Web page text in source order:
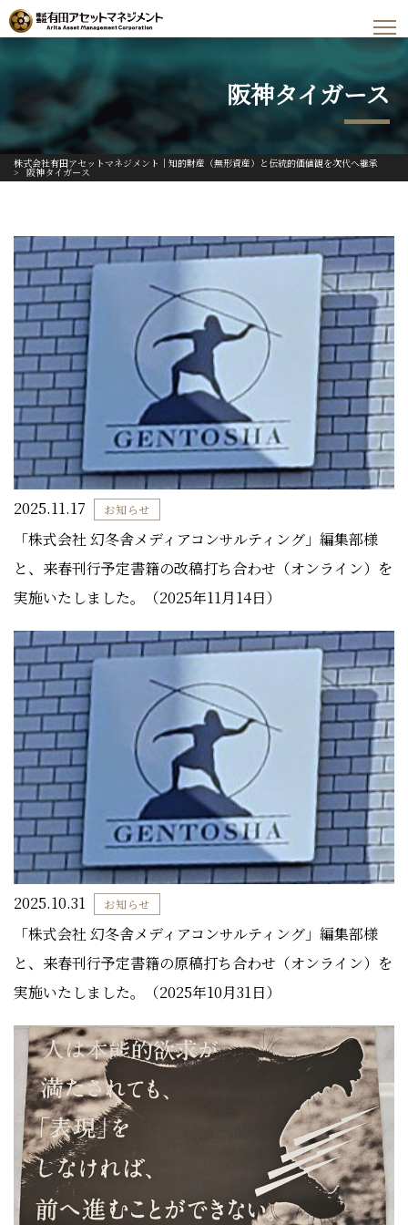
阪神タイガース
株式会社有田アセットマネジメント｜知的財産（無形資産）と伝統的価値観を次代へ継承
> 阪神タイガース
2025.11.17 お知らせ
「株式会社 幻冬舎メディアコンサルティング」編集部様
と、来春刊行予定書籍の改稿打ち合わせ（オンライン）を
実施いたしました。（2025年11月14日）
2025.10.31 お知らせ
「株式会社 幻冬舎メディアコンサルティング」編集部様
と、来春刊行予定書籍の原稿打ち合わせ（オンライン）を
実施いたしました。（2025年10月31日）